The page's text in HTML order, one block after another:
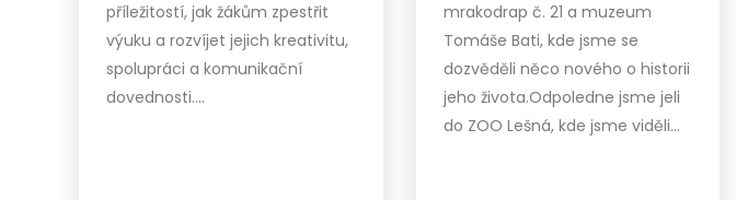
příležitostí, jak žákům zpestřit
výuku a rozvíjet jejich kreativitu,
spolupráci a komunikační
dovednosti.…
mrakodrap č. 21 a muzeum
Tomáše Bati, kde jsme se
dozvěděli něco nového o historii
jeho života.Odpoledne jsme jeli
do ZOO Lešná, kde jsme viděli…